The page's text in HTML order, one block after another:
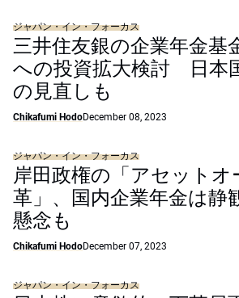
ジャパン・イン・フォーカス
三井住友銀の企業年金基
への投資拡大検討 日本
の見直しも
Chikafumi HodoDecember 08, 2023
ジャパン・イン・フォーカス
岸田政権の「アセットオ
革」、国内企業年金は
懸念も
Chikafumi HodoDecember 07, 2023
ジャパン・イン・フォーカス